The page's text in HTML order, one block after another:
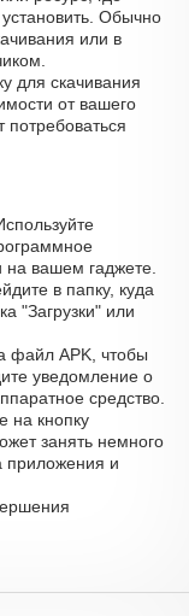
Обычно
или в
для скачивания
от вашего
потребоваться
вашем гаджете.
в папку, куда
"Загрузки" или
файл APK, чтобы
уведомление о
средство.
на кнопку
занять немного
приложения и